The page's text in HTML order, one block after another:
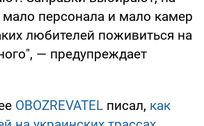
персонала и мало камер
любителей поживиться на
— предупреждает
OBOZREVATEL писал, как